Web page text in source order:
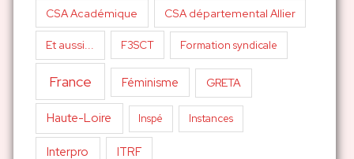
CSA Académique CSA départemental Allier
Et aussi... F3SCT Formation syndicale
France Féminisme GRETA
Haute-Loire Inspé Instances
Interpro ITRF